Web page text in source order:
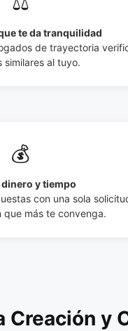
te da tranquilidad
de trayectoria
similares al tuyo.
💰
y tiempo
con una sola
que más te convenga.
Creación y